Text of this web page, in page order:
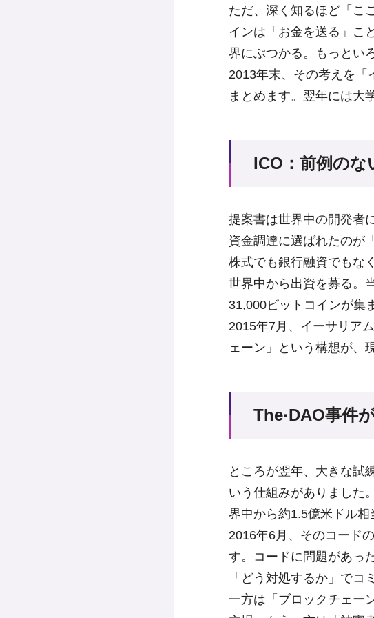
ただ、深く知るほど「こ
インは「お金を送る」こ
界にぶつかる。もっとい
2013年末、その考えを「
まとめます。翌年には大
ICO：前例のな
提案書は世界中の開発者
資金調達に選ばれたのが
株式でも銀行融資でもな
世界中から出資を募る。
31,000ビットコインが集
2015年7月、イーサリア
ェーン」という構想が、
The·DAO事件
ところが翌年、大きな試
いう仕組みがありました
界中から約1.5億米ドル相
2016年6月、そのコード
す。コードに問題があっ
「どう対処するか」でコ
一方は「ブロックチェー